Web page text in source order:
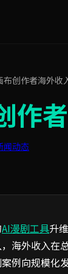
布创作者海外收
作
闻动态
AI漫剧工具升
海外收入在
例向规模化发